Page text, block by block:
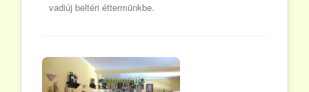
vadiúj beltéri éttermünkbe.